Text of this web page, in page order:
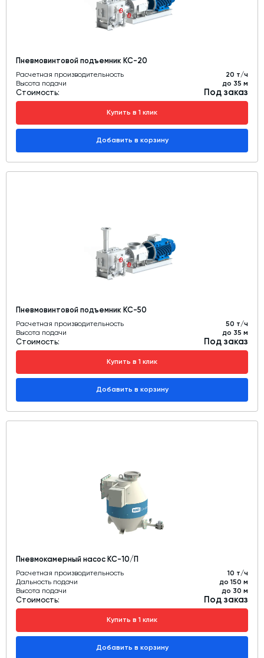
Пневмовинтовой подъемник КС-20
Расчетная производительность
20 т/ч
Высота подачи
до 35 м
Стоимость: Под заказ
Купить в 1 клик
Добавить в корзину
Пневмовинтовой подъемник КС-50
Расчетная производительность
50 т/ч
Высота подачи
до 35 м
Стоимость: Под заказ
Купить в 1 клик
Добавить в корзину
Пневмокамерный насос КС-10/П
Расчетная производительность
10 т/ч
Дальность подачи
до 150 м
Высота подачи
до 30 м
Стоимость: Под заказ
Купить в 1 клик
Добавить в корзину